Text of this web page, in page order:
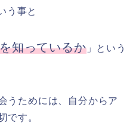
う事と
知っているか」という
うためには、自分からア
です。